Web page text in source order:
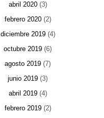
abril 2020(3)
febrero 2020(2)
diciembre 2019(4)
octubre 2019 (6)
agosto 2019 (7)
junio 2019 (3)
abril 2019(4)
febrero 2019(2)